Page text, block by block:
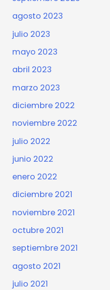
agosto 2023
julio 2023
mayo 2023
abril 2023
marzo 2023
diciembre 2022
noviembre 2022
julio 2022
junio 2022
enero 2022
diciembre 2021
noviembre 2021
octubre 2021
septiembre 2021
agosto 2021
julio 2021